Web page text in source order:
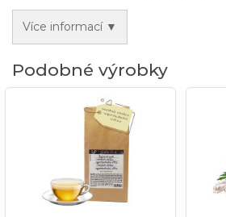
Více informací ▼
Podobné výrobky